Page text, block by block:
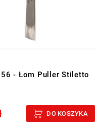
- Łom Puller Stiletto
DO KOSZYKA